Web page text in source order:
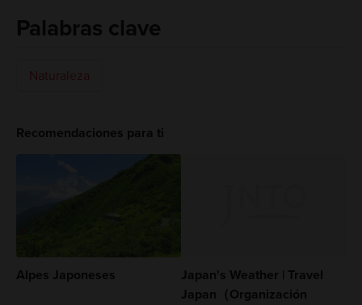
Palabras clave
Naturaleza
Recomendaciones para ti
Alpes Japoneses
Japan's Weather | Travel
Japan（Organización